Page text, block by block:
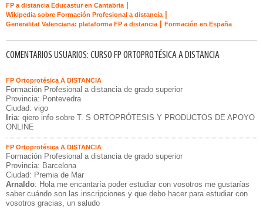
FP a distancia Educastur en Cantabria
Wikipedia sobre Formación Profesional a distancia
Generalitat Valenciana: plataforma FP a distancia Formación en España
COMENTARIOS USUARIOS: CURSO FP ORTOPROTÉSICA A DISTANCIA
FP Ortoprotésica A DISTANCIA
Formación Profesional a distancia de grado superior
Provincia: Pontevedra
Ciudad: vigo
Iria: qiero info sobre T. S ORTOPRÓTESIS Y PRODUCTOS DE APOYO
ONLINE
FP Ortoprotésica A DISTANCIA
Formación Profesional a distancia de grado superior
Provincia: Barcelona
Ciudad: Premia de Mar
Arnaldo: Hola me encantaría poder estudiar con vosotros me gustarías
saber cuándo son las inscripciones y que debo hacer para estudiar con
vosotros gracias, un saludo